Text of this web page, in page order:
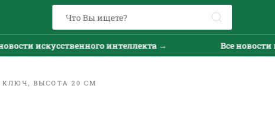
искусственного интеллекта → Все новости
КЛЮЧ, ВЫСОТА 20 СМ